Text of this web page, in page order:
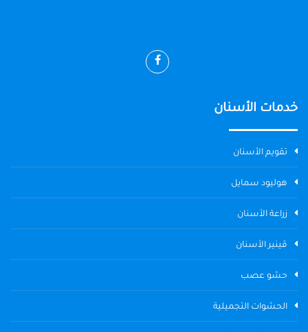
خدمات الأسنان
تقويم الأسنان
هوليود سمايل
زراعة الأسنان
ڤينير الأسنان
حشو عصب
الحشوات التجميلية